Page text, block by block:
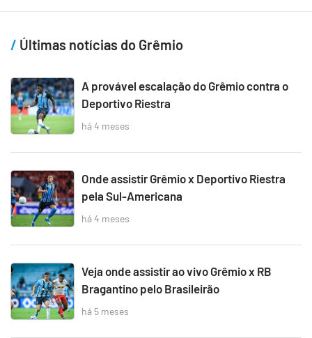
Últimas notícias do Grêmio
A provável escalação do Grêmio contra o
Deportivo Riestra
há 4 meses
Onde assistir Grêmio x Deportivo Riestra
pela Sul-Americana
há 4 meses
Veja onde assistir ao vivo Grêmio x RB
Bragantino pelo Brasileirão
há 5 meses